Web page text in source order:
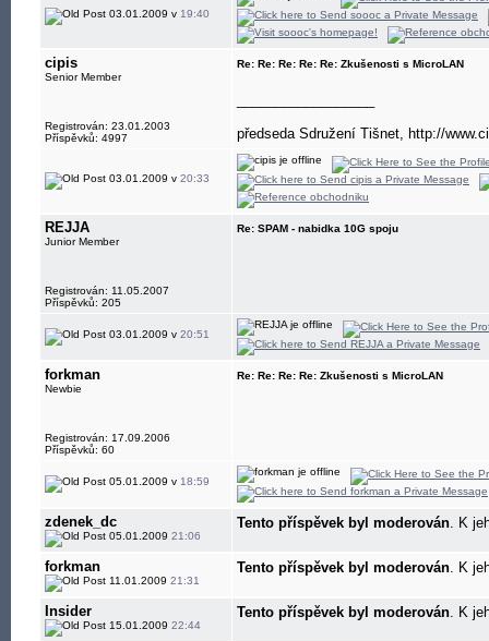
03.01.2009 v 19:40
cipis
Senior Member
Registrován: 23.01.2003
Příspěvků: 4997
Re: Re: Re: Re: Re: Zkušenosti s MicroLAN
předseda Sdružení Tišnet, http://
03.01.2009 v 20:33
REJJA
Junior Member
Registrován: 11.05.2007
Příspěvků: 205
Re: SPAM - nabidka 10G spoju
03.01.2009 v 20:51
forkman
Newbie
Registrován: 17.09.2006
Příspěvků: 60
Re: Re: Re: Re: Zkušenosti s MicroLAN
05.01.2009 v 18:59
zdenek_dc
05.01.2009 21:06
Tento příspěvek byl moderován. K
forkman
11.01.2009 21:31
Tento příspěvek byl moderován. K
Insider
15.01.2009 22:44
Tento příspěvek byl moderován. K